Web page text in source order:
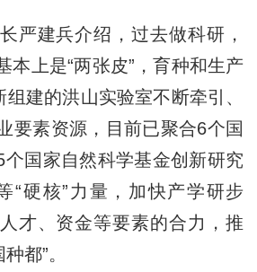
建兵介绍，过去做科研，
本上是“两张皮”，育种和生产
组建的洪山实验室不断牵引、
要素资源，目前已聚合6个国
国家自然科学基金创新研究
“硬核”力量，加快产学研步
才、资金等要素的合力，推
都”。